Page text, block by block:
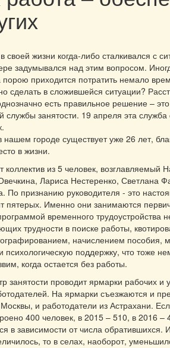
своей жизни когда-либо сталкивался с
задумывался над этим вопросом.
порою приходится потратить немало
сделать в сложившейся ситуации?
есть правильное решение –
службы занятости. 19 апреля эта служба
нашем городе существует уже 26 лет,
в жизни.
из 5 человек, возглавляемый
Лариса Нестеренко, Светлана
По признанию руководителя - это
пятерых. Именно они занимаются
временного трудоустройства
трудности в поиске работы,
начислением пособия,
психологическую поддержку, что тоже
когда остается без работы.
занятости проводит ярмарки рабочих и
На ярмарки съезжаются и
и работодатели из Астрахани.
400 человек, в 2015 – 510, в 2016 –
в зависимости от числа обратившихся.
то в селах, наоборот,